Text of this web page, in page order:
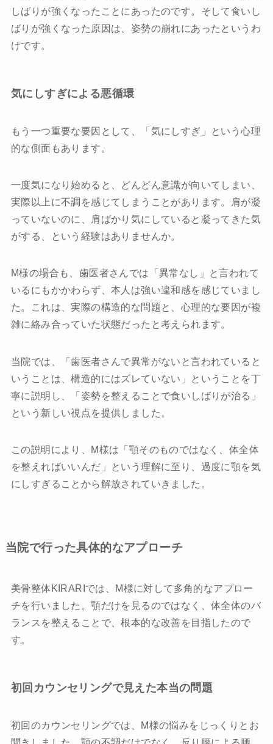
しばりが強くなったことにあったのです。そして食いし
ばりが強くなった原因は、姿勢の崩れにあったというわ
けです。
気にしすぎによる悪循環
もう一つ重要な要因として、「気にしすぎ」という心理
的な側面もあります。
一度気になり始めると、どんどん意識が向いてしまい、
実際以上に不調を感じてしまうことがあります。肩が凝
っていないのに、肩ばかり気にしていると凝ってきた気
がする、という経験はありませんか。
M様の場合も、歯医者さんでは「異常なし」と言われて
いるにもかかわらず、本人は強い違和感を感じていまし
た。これは、実際の構造的な問題と、心理的な要因が複
雑に絡み合っていた状態だったと考えられます。
当院では、「歯医者さんで異常がないと言われていると
いうことは、構造的にはズレていない」ということを丁
寧に説明し、「姿勢を整えることで食いしばりが治る」
という新しい視点を提供しました。
この説明により、M様は「顎そのものではなく、体全体
を整えればいいんだ」という理解に至り、過度に顎を気
にしすぎることから解放されていきました。
当院で行った具体的なアプローチ
美骨整体KIRARIでは、M様に対して多角的なアプロー
チを行いました。顎だけを見るのではなく、体全体のバ
ランスを整えることで、根本的な改善を目指したので
す。
初回カウンセリングで見えた本当の問題
初回のカウンセリングでは、M様の悩みをじっくりとお